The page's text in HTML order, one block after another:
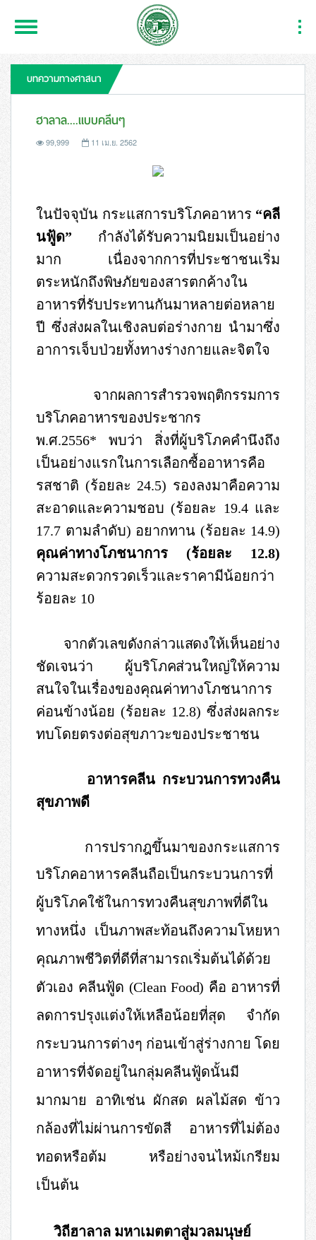
Toggle
Navigation
บทความทางศาสนา
ฮาลาล....แบบคลีนๆ
99,999 11 เม.ย. 2562
ในปัจจุบัน กระแสการบริโภคอาหาร “คลี
นฟู้ด” กำลังได้รับความนิยมเป็นอย่าง
มาก เนื่องจากการที่ประชาชนเริ่ม
ตระหนักถึงพิษภัยของสารตกค้างใน
อาหารที่รับประทานกันมาหลายต่อหลาย
ปี ซึ่งส่งผลในเชิงลบต่อร่างกาย นำมาซึ่ง
อาการเจ็บป่วยทั้งทางร่างกายและจิตใจ
จากผลการสำรวจพฤติกรรมการ
บริโภคอาหารของประชากร
พ.ศ.2556* พบว่า สิ่งที่ผู้บริโภคคำนึงถึง
เป็นอย่างแรกในการเลือกซื้ออาหารคือ
รสชาติ (ร้อยละ 24.5) รองลงมาคือความ
สะอาดและความชอบ (ร้อยละ 19.4 และ
17.7 ตามลำดับ) อยากทาน (ร้อยละ 14.9)
คุณค่าทางโภชนาการ (ร้อยละ 12.8)
ความสะดวกรวดเร็วและราคามีน้อยกว่า
ร้อยละ 10
จากตัวเลขดังกล่าวแสดงให้เห็นอย่าง
ชัดเจนว่า ผู้บริโภคส่วนใหญ่ให้ความ
สนใจในเรื่องของคุณค่าทางโภชนาการ
ค่อนข้างน้อย (ร้อยละ 12.8)ซึ่งส่งผลกระ
ทบโดยตรงต่อสุขภาวะของประชาชน
อาหารคลีน กระบวนการทวงคืน
สุขภาพดี
การปรากฎขึ้นมาของกระแสการ
บริโภคอาหารคลีนถือเป็นกระบวนการที่
ผู้บริโภคใช้ในการทวงคืนสุขภาพที่ดีใน
ทางหนึ่ง เป็นภาพสะท้อนถึงความโหยหา
คุณภาพชีวิตที่ดีที่สามารถเริ่มต้นได้ด้วย
ตัวเอง คลีนฟู้ด (Clean Food) คือ อาหารที่
ลดการปรุงแต่งให้เหลือน้อยที่สุด จำกัด
กระบวนการต่างๆ ก่อนเข้าสู่ร่างกาย โดย
อาหารที่จัดอยู่ในกลุ่มคลีนฟู้ดนั้นมี
มากมาย อาทิเช่น ผักสด ผลไม้สด ข้าว
กล้องที่ไม่ผ่านการขัดสี อาหารที่ไม่ต้อง
ทอดหรือต้ม หรือย่างจนไหม้เกรียม
เป็นต้น
วิถีฮาลาล มหาเมตตาสู่มวลมนุษย์